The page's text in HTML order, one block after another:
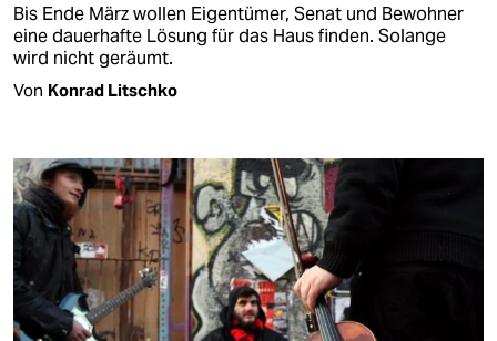
Bis Ende März wollen Eigentümer, Senat und Bewohner
eine dauerhafte Lösung für das Haus finden. Solange
wird nicht geräumt.
Von Konrad Litschko